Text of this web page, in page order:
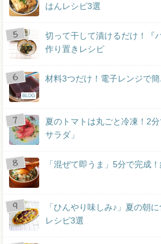
はんレシピ3選
切って干して漬けるだけ！『
作り置きレシピ
BLOG
材料3つだけ！電子レンジで
夏のトマトは丸ごと冷凍！2
サラダ」
「混ぜて即うま」5分で完成
「ひんやり味しみ♪」夏の朝
レシピ3選